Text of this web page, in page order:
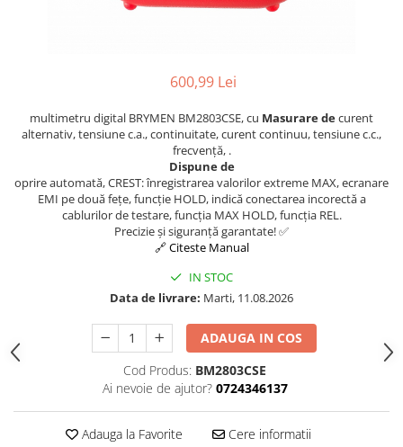
600,99 Lei
multimetru digital BRYMEN BM2803CSE, cu Masurare decurent
alternativ, tensiune c.a., continuitate, curent continuu, tensiune c.c.,
frecvență, .
Dispune de
oprire automată, CREST: înregistrarea valorilor extreme MAX, ecranare
EMI pe două fețe, funcție HOLD, indică conectarea incorectă a
cablurilor de testare, funcția MAX HOLD, funcția REL.
Precizie și siguranță garantate! ✅
🔗 Citeste Manual
IN STOC
Data de livrare: Marti, 11.08.2026
ADAUGA IN COS
Cod Produs: BM2803CSE
Ai nevoie de ajutor? 0724346137
Adauga la Favorite Cere informatii